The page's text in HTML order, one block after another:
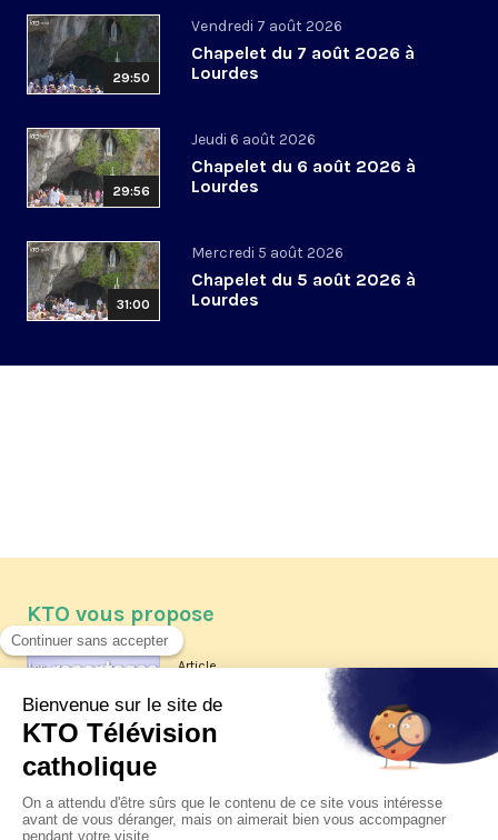
29:50
Vendredi 7 août 2026
Chapelet du 7 août 2026 à
Lourdes
29:56
Jeudi 6 août 2026
Chapelet du 6 août 2026 à
Lourdes
31:00
Mercredi 5 août 2026
Chapelet du 5 août 2026 à
Lourdes
KTO vous propose
Article
Les reportages d'été 2026 de KTO
La visite pastorale du pape Léon
XIV à Assise à suivre sur KTO le
jeudi 6 août